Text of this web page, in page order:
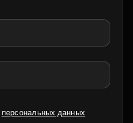
персональных данных